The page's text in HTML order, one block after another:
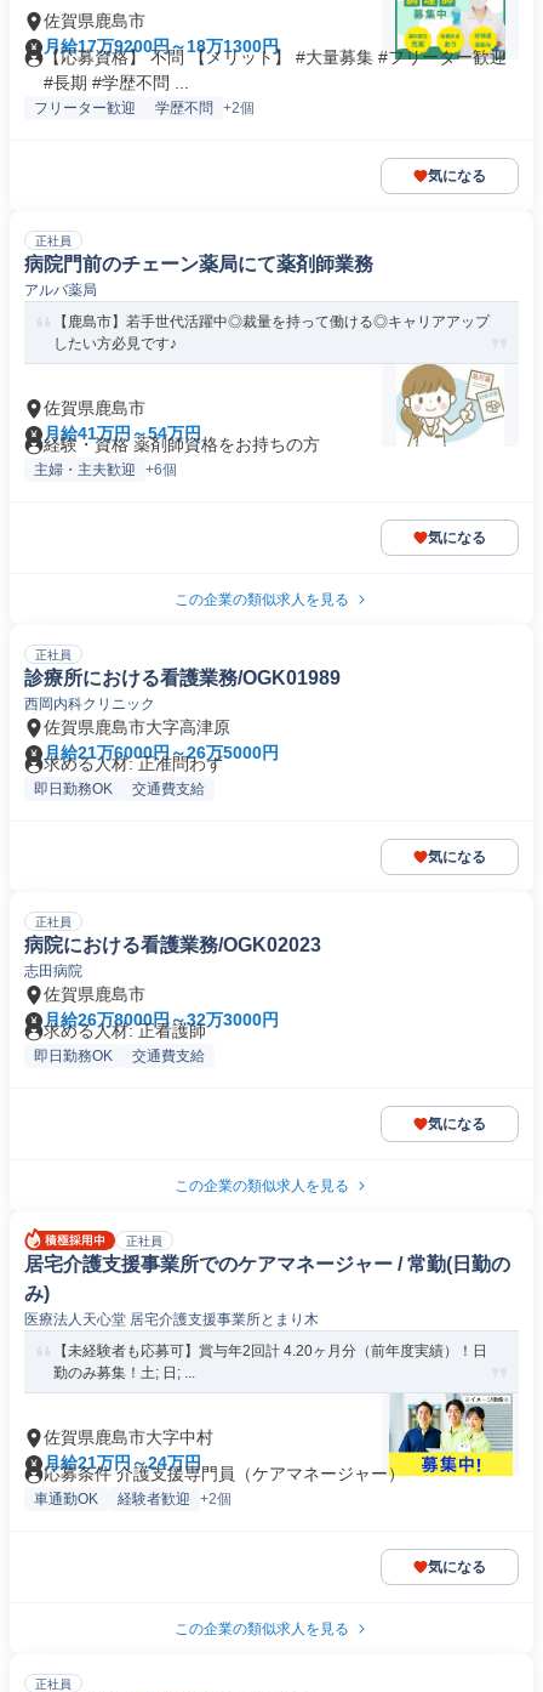
佐賀県鹿島市
月給17万9200円～18万1300円
【応募資格】 不問 【メリット】 #大量募集 #フリーター歓迎
#長期 #学歴不問 ...
フリーター歓迎 学歴不問 +2個
気になる
正社員
病院門前のチェーン薬局にて薬剤師業務
アルバ薬局
【鹿島市】若手世代活躍中◎裁量を持って働ける◎キャリアアップ
したい方必見です♪
佐賀県鹿島市
月給41万円～54万円
経験・資格 薬剤師資格をお持ちの方
主婦・主夫歓迎 +6個
気になる
この企業の類似求人を見る
正社員
診療所における看護業務/OGK01989
西岡内科クリニック
佐賀県鹿島市大字高津原
月給21万6000円～26万5000円
求める人材: 正准問わず
即日勤務OK 交通費支給
気になる
正社員
病院における看護業務/OGK02023
志田病院
佐賀県鹿島市
月給26万8000円～32万3000円
求める人材: 正看護師
即日勤務OK 交通費支給
気になる
この企業の類似求人を見る
正社員
居宅介護支援事業所でのケアマネージャー / 常勤(日勤の
み)
医療法人天心堂 居宅介護支援事業所とまり木
【未経験者も応募可】賞与年2回計 4.20ヶ月分（前年度実績）！日
勤のみ募集！土; 日; ...
佐賀県鹿島市大字中村
月給21万円～24万円
応募条件 介護支援専門員（ケアマネージャー）
車通勤OK 経験者歓迎 +2個
気になる
この企業の類似求人を見る
正社員